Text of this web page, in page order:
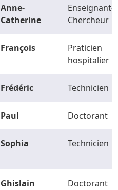
Anne-
Catherine
Enseignant-
Chercheur
François
Praticien
hospitalier
Frédéric Technicien
Paul Doctorant
Sophia Technicien
Ghislain Doctorant